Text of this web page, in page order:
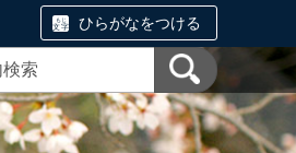
ひらがなをつける